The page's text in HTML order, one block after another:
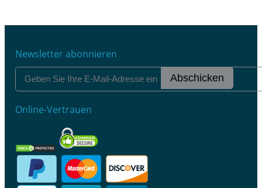
Newsletter abonnieren
Abschicken
Online-Vertrauen